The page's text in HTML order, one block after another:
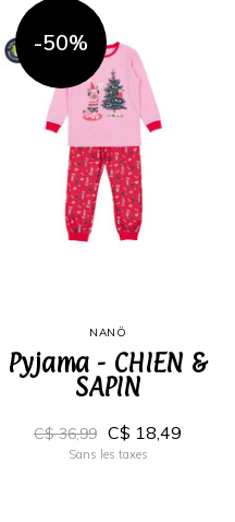
-50%
NANÖ
Pyjama - CHIEN &
SAPIN
C$ 36,99 C$ 18,49
Sans les taxes